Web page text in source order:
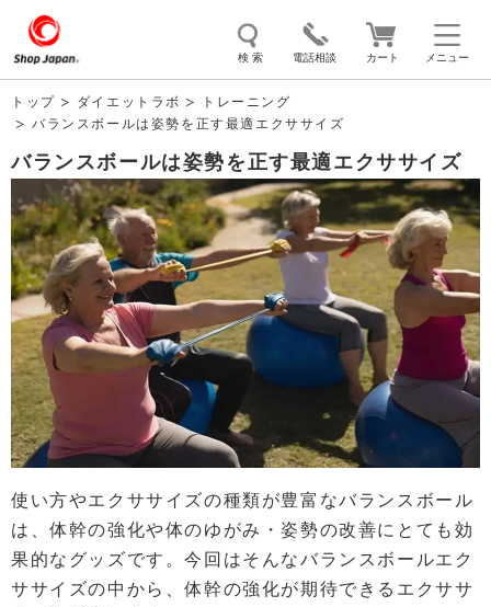
メニュー
検 索 電話相談 カート
トゥルースリーパー ソイリッチ ここひえ
掃除機 クッキングプロ 補聴器 マイキュット
エアコン オーラルスマイル
トップ ダイエットラボ
トレーニング
バランスボールは姿勢を正す最適エクササイズ
バランスボールは姿勢を正す最適エクササイズ
使い方やエクササイズの種類が豊富なバランスボール
は、体幹の強化や体のゆがみ・姿勢の改善にとても効
果的なグッズです。今回はそんなバランスボールエク
ササイズの中から、体幹の強化が期待できるエクササ